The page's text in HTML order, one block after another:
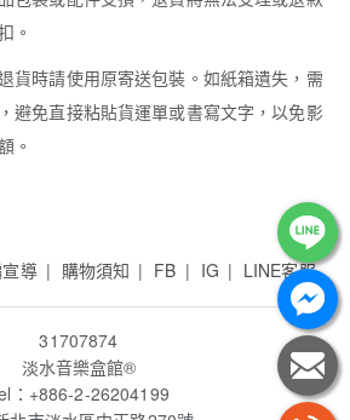
。
貨時請使用原寄送包裝。如紙箱遺失，需
避免直接粘貼貨運單或書寫文字，以免影
。
導 購物須知 FB IG LINE客服
31707874
淡水音樂盒館®
：+886-2-26204199